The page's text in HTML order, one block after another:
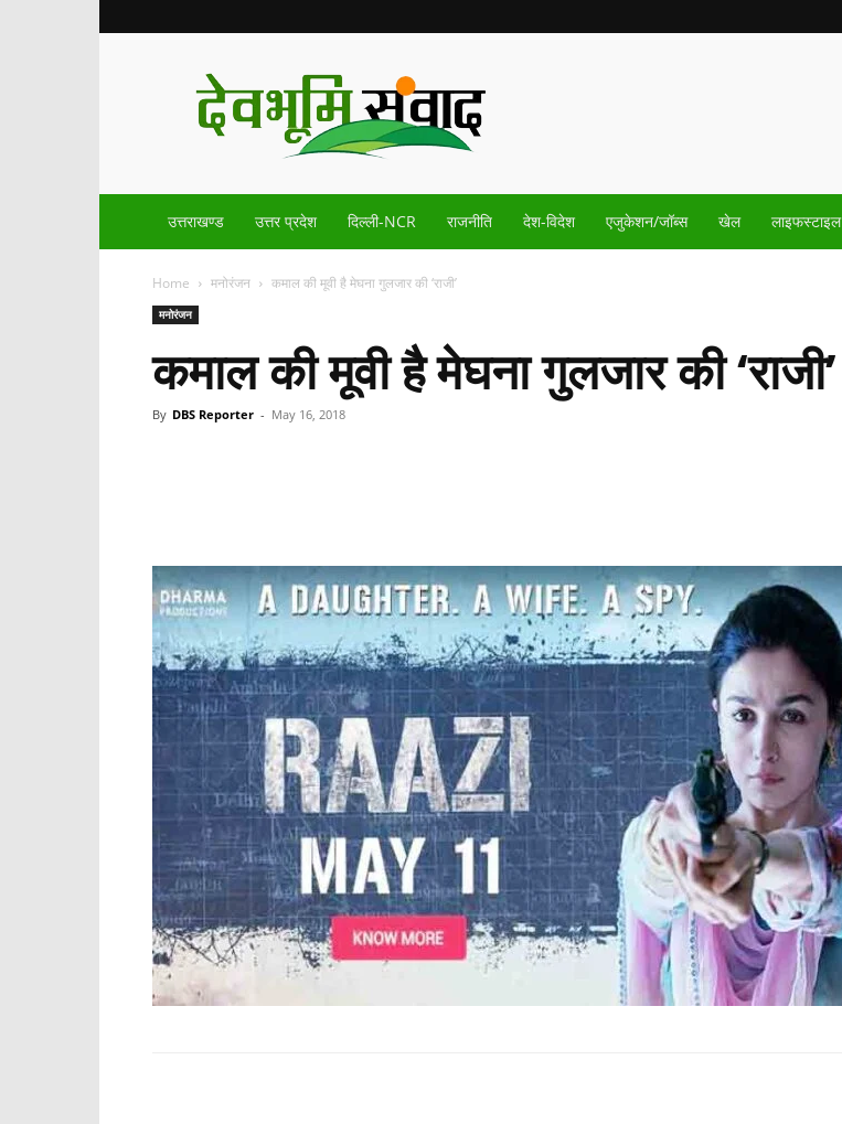
Devbhoomisamvad.com
उत्तराखण्ड उत्तर प्रदेश दिल्ली-NCR राजनीति देश-विदेश एजुकेशन/जॉब्स खेल लाइफस्टाइल
Home मनोरंजन कमाल की मूवी है मेघना गुलजार की ‘राजी’
मनोरंजन
कमाल की मूवी है मेघना गुलजार की ‘राजी’
By DBS Reporter - May 16, 2018